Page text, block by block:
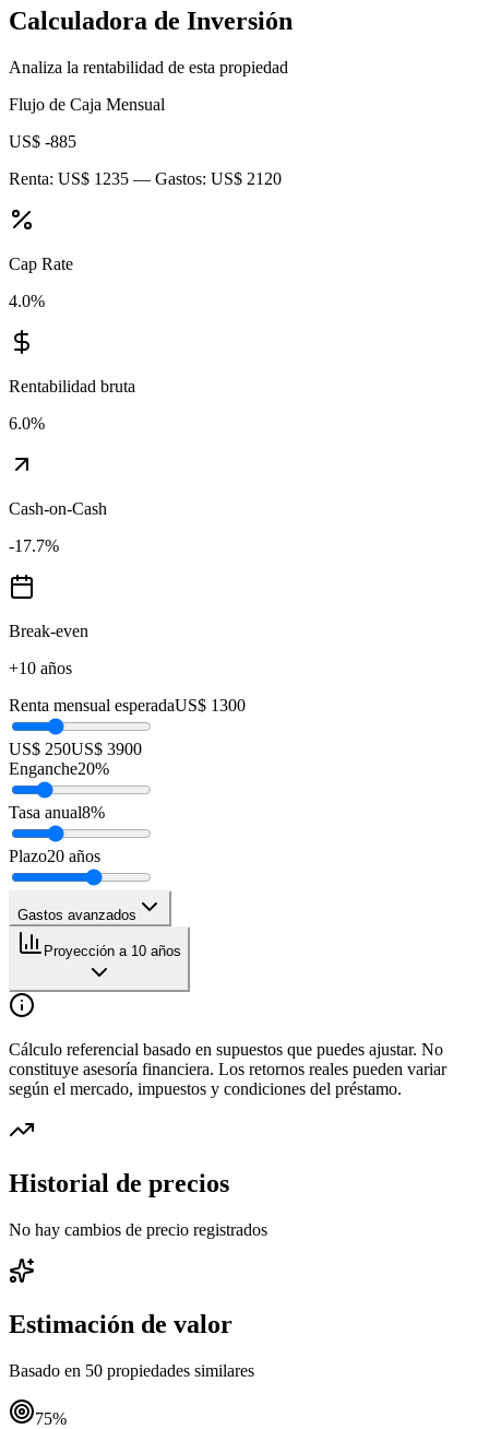
Calculadora de Inversión
Analiza la rentabilidad de esta propiedad
Flujo de Caja Mensual
US$ -885
Renta: US$ 1235 — Gastos: US$ 2120
Cap Rate
4.0%
Rentabilidad bruta
6.0%
Cash-on-Cash
-17.7%
Break-even
+10 años
Renta mensual esperadaUS$ 1300
US$ 250US$ 3900
Enganche20%
Tasa anual8%
Plazo20 años
Gastos avanzados
Proyección a 10 años
Cálculo referencial basado en supuestos que puedes ajustar. No
constituye asesoría financiera. Los retornos reales pueden variar
según el mercado, impuestos y condiciones del préstamo.
Historial de precios
No hay cambios de precio registrados
Estimación de valor
Basado en 50 propiedades similares
75%